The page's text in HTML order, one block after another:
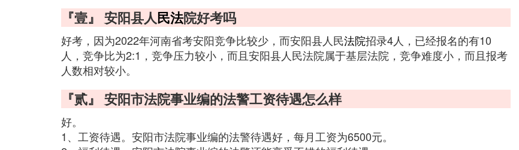
『壹』 安阳县人民法院好考吗
好考，因为2022年河南省考安阳竞争比较少，而安阳县人民法院招录4人，已经报名的有10
人，竞争比为2:1，竞争压力较小，而且安阳县人民法院属于基层法院，竞争难度小，而且报考
人数相对较小。
『贰』 安阳市法院事业编的法警工资待遇怎么样
好。
1、工资待遇。安阳市法院事业编的法警待遇好，每月工资为6500元。